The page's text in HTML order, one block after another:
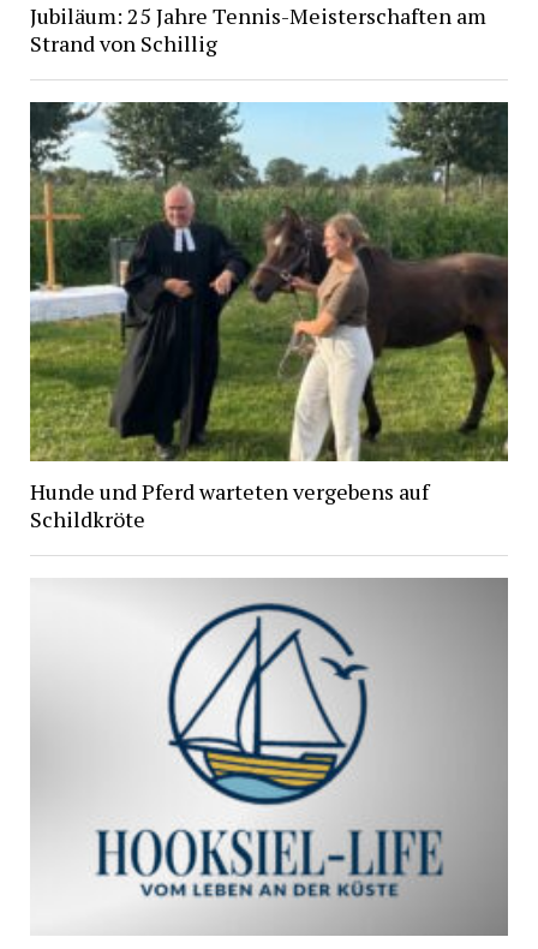
Jubiläum: 25 Jahre Tennis-Meisterschaften am
Strand von Schillig
Hunde und Pferd warteten vergebens auf
Schildkröte